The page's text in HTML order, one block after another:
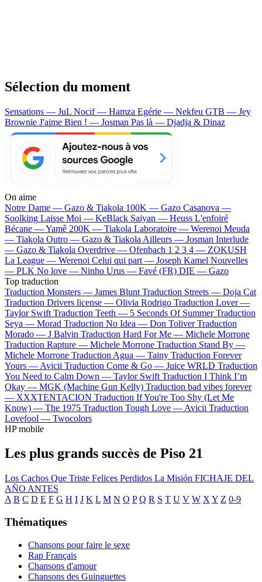
Sélection du moment
Sensations — JuL Nocif — Hamza Egérie — Nekfeu GTB — Jey
Brownie J'aime Bien ! — Josman Pas là — Djadja & Dinaz
On aime
Notre Dame — Gazo & Tiakola 100K — Gazo Casanova —
Soolking Laisse Moi — KeBlack Saiyan — Heuss L'enfoiré
Bécane —Yamê 200K — Tiakola Laboratoire — Werenoi Meuda
— Tiakola Outro — Gazo & Tiakola Ailleurs — Josman Interlude
— Gazo & Tiakola Overdrive — Ofenbach 1 2 3 4 — ZOKUSH
La League — Werenoi Celui qui part — Joseph Kamel Nouvelles
— PLK No love — Ninho Urus — Favé (FR) DIE — Gazo
Top traduction
Traduction Monsters — James Blunt Traduction Streets — Doja Cat
Traduction Drivers license — Olivia Rodrigo Traduction Lover —
Taylor Swift Traduction Teeth — 5 Seconds Of Summer Traduction
Seya — Morad Traduction No Idea — Don Toliver Traduction
Morado — J Balvin Traduction Hard For Me — Michele Morrone
Traduction Rapture — Michele Morrone Traduction Stand By —
Michele Morrone Traduction Agua — Tainy Traduction Forever
Yours — Avicii Traduction Come & Go — Juice WRLD Traduction
You Need to Calm Down — Taylor Swift Traduction I Think I’m
Okay — MGK (Machine Gun Kelly) Traduction bad vibes forever
— XXXTENTACION Traduction If You're Too Shy (Let Me
Know) — The 1975 Traduction Tough Love — Avicii Traduction
Lovefool — Twocolors
HP mobile
Les plus grands succès de Piso 21
Los Cachos Que Triste Felices Perdidos La Misión FICHAJE DEL
AÑO ANTES
A B C D E F G H I J K L M N O P Q R S T U V W X Y Z 0-9
Thématiques
Chansons pour faire le sexe
Rap Français
Chansons d'amour
Chansons des Guinguettes